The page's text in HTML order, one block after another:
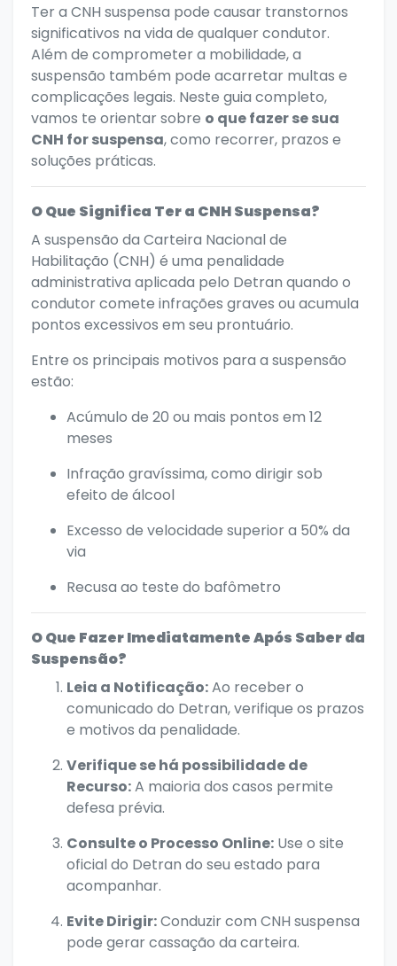
Ter a CNH suspensa pode causar transtornos
significativos na vida de qualquer condutor.
Além de comprometer a mobilidade, a
suspensão também pode acarretar multas e
complicações legais. Neste guia completo,
vamos te orientar sobre o que fazer se sua
CNH for suspensa, como recorrer, prazos e
soluções práticas.
O Que Significa Ter a CNH Suspensa?
A suspensão da Carteira Nacional de
Habilitação (CNH) é uma penalidade
administrativa aplicada pelo Detran quando o
condutor comete infrações graves ou acumula
pontos excessivos em seu prontuário.
Entre os principais motivos para a suspensão
estão:
Acúmulo de 20 ou mais pontos em 12
meses
Infração gravíssima, como dirigir sob
efeito de álcool
Excesso de velocidade superior a 50% da
via
Recusa ao teste do bafômetro
O Que Fazer Imediatamente Após Saber da
Suspensão?
Leia a Notificação:Ao receber o
comunicado do Detran, verifique os prazos
e motivos da penalidade.
Verifique se há possibilidade de
Recurso:A maioria dos casos permite
defesa prévia.
Consulte o Processo Online: Use o site
oficial do Detran do seu estado para
acompanhar.
Evite Dirigir:Conduzir com CNH suspensa
pode gerar cassação da carteira.